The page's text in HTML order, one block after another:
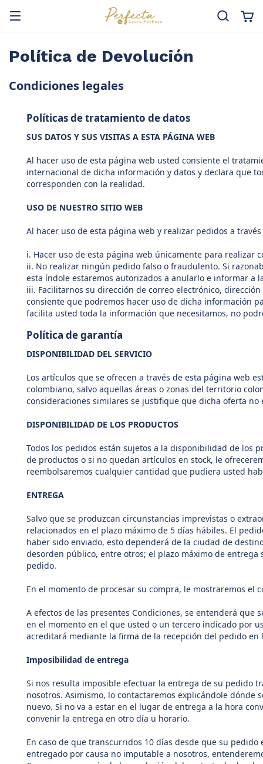
Política de Devolución
Condiciones legales
Políticas de tratamiento de datos
SUS DATOS Y SUS VISITAS A ESTA PÁGINA WEB
Al hacer uso de esta página web usted consiente el
internacional de dicha información y datos y declara que
corresponden con la realidad.
USO DE NUESTRO SITIO WEB
Al hacer uso de esta página web y realizar pedidos a
i. Hacer uso de esta página web únicamente para realizar
ii. No realizar ningún pedido falso o fraudulento. Si
esta índole estaremos autorizados a anularlo e informar a
iii. Facilitarnos su dirección de correo electrónico,
consiente que podremos hacer uso de dicha información
facilita usted toda la información que necesitamos, no
Política de garantía
DISPONIBILIDAD DEL SERVICIO
Los artículos que se ofrecen a través de esta página web
colombiano, salvo aquellas áreas o zonas del territorio
consideraciones similares se justifique que dicha oferta no
DISPONIBILIDAD DE LOS PRODUCTOS
Todos los pedidos están sujetos a la disponibilidad de los
de productos o si no quedan artículos en stock, le
reembolsaremos cualquier cantidad que pudiera usted
ENTREGA
Salvo que se produzcan circunstancias imprevistas o
relacionados en el plazo máximo de 5 días hábiles. El
haber sido enviado, esto dependerá de la ciudad de
desorden público, entre otros; el plazo máximo de
pedido.
En el momento de procesar su compra, le mostraremos el
A efectos de las presentes Condiciones, se entenderá
en el momento en el que usted o un tercero indicado por
acreditará mediante la firma de la recepción del pedido
Imposibilidad de entrega
Si nos resulta imposible efectuar la entrega de su pedido
nosotros. Asimismo, lo contactaremos explicándole dónde
nuevo. Si no va a estar en el lugar de entrega a la hora
convenir la entrega en otro día u horario.
En caso de que transcurridos 10 días desde que su
entregado por causa no imputable a nosotros,